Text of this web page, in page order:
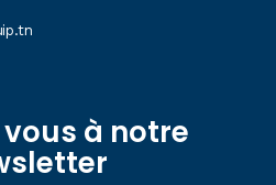
à notre